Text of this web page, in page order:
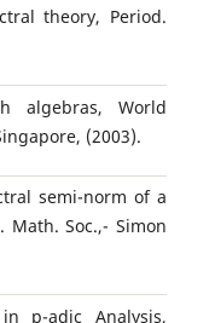
theory, Period.
algebras, World
(2003).
semi-norm of a
Math. Soc.,- Simon
p-adic Analysis,